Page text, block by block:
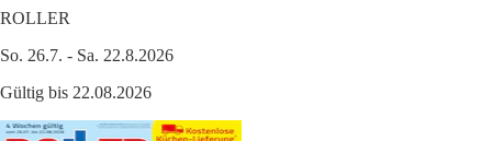
ROLLER
So. 26.7. - Sa. 22.8.2026
Gültig bis 22.08.2026